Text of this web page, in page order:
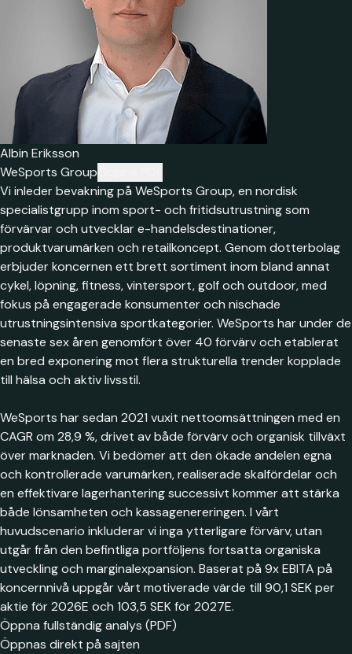
Albin Eriksson
WeSports Group
Vi inleder bevakning på WeSports Group, en nordisk
specialistgrupp inom sport- och fritidsutrustning som
förvärvar och utvecklar e-handelsdestinationer,
produktvarumärken och retailkoncept. Genom dotterbolag
erbjuder koncernen ett brett sortiment inom bland annat
cykel, löpning, fitness, vintersport, golf och outdoor, med
fokus på engagerade konsumenter och nischade
utrustningsintensiva sportkategorier. WeSports har under de
senaste sex åren genomfört över 40 förvärv och etablerat
en bred exponering mot flera strukturella trender kopplade
till hälsa och aktiv livsstil.
WeSports har sedan 2021 vuxit nettoomsättningen med en
CAGR om 28,9 %, drivet av både förvärv och organisk tillväxt
över marknaden. Vi bedömer att den ökade andelen egna
och kontrollerade varumärken, realiserade skalfördelar och
en effektivare lagerhantering successivt kommer att stärka
både lönsamheten och kassagenereringen. I vårt
huvudscenario inkluderar vi inga ytterligare förvärv, utan
utgår från den befintliga portföljens fortsatta organiska
utveckling och marginalexpansion. Baserat på 9x EBITA på
koncernnivå uppgår vårt motiverade värde till 90,1 SEK per
aktie för 2026E och 103,5 SEK för 2027E.
Öppna fullständig analys (PDF)
Öppnas direkt på sajten